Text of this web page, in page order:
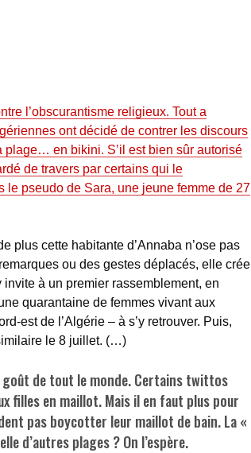
l’obscurantisme religieux. Tout a
ont décidé de contrer les discours
plage… en bikini. S’il est bien sûr autorisé
de travers par certains qui le
le pseudo de Sara, une jeune femme de 27
plus cette habitante d’Annaba n’ose pas
ou des gestes déplacés, elle crée
à un premier rassemblement, en
quarantaine de femmes vivant aux
est de l’Algérie – à s’y retrouver. Puis,
le 8 juillet. (…)
goût de tout le monde. Certains twittos
filles en maillot. Mais il en faut plus pour
pas boycotter leur maillot de bain. La «
d’autres plages ? On l’espère.